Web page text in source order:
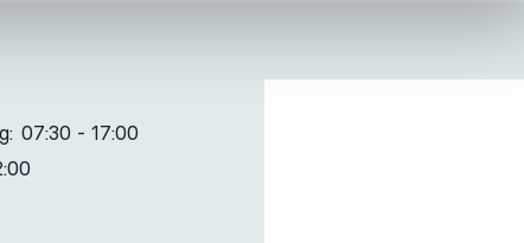
07:30 - 17:00